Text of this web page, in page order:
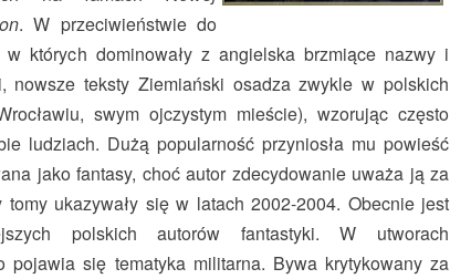
. W przeciwieństwie do
których dominowały z angielska brzmiące nazwy i
nowsze teksty Ziemiański osadza zwykle w polskich
swym ojczystym mieście), wzorując często
ludziach. Dużą popularność przyniosła mu powieść
jako fantasy, choć autor zdecydowanie uważa ją za
ukazywały się w latach 2002-2004. Obecnie jest
polskich autorów fantastyki. W utworach
pojawia się tematyka militarna. Bywa krytykowany za